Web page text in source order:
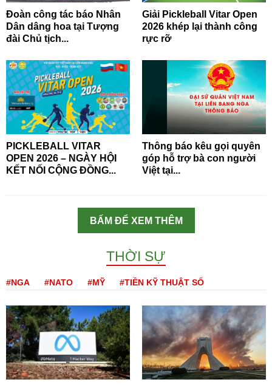
Đoàn công tác báo Nhân
Dân dâng hoa tại Tượng
đài Chủ tịch...
Giải Pickleball Vitar Open
2026 khép lại thành công
rực rỡ
PICKLEBALL VITAR
OPEN 2026 – NGÀY HỘI
KẾT NỐI CỘNG ĐỒNG...
Thông báo kêu gọi quyên
góp hỗ trợ bà con người
Việt tại...
BẤM ĐỂ XEM THÊM
THỜI SỰ
#NGA #NATO #MỸ #TIỀN KỸ THUẬT SỐ